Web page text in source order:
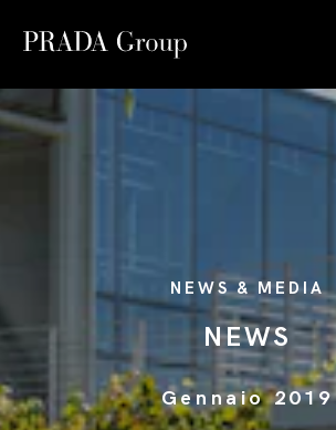
NEWS & MEDIA
NEWS
Gennaio 2019